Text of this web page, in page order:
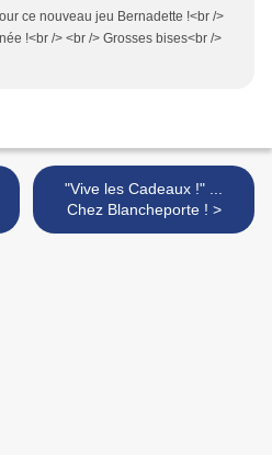
ce nouveau jeu Bernadette !<br />
!<br /> <br /> Grosses bises<br />
"Vive les Cadeaux !" ...
Chez Blancheporte ! >